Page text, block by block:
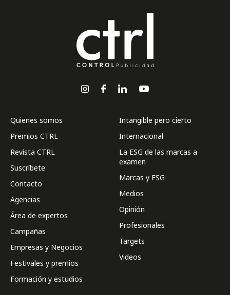
Quienes somos
Premios CTRL
Revista CTRL
Suscríbete
Contacto
Agencias
Área de expertos
Campañas
Empresas y Negocios
Festivales y premios
Formación y estudios
Intangible pero cierto
Internacional
La ESG de las marcas a
examen
Marcas y ESG
Medios
Opinión
Profesionales
Targets
Videos